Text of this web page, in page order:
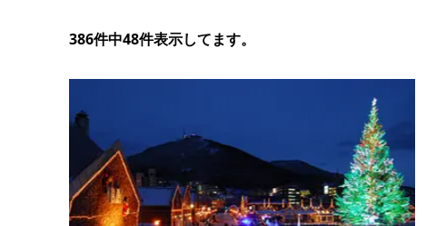
386件中48件表示してます。